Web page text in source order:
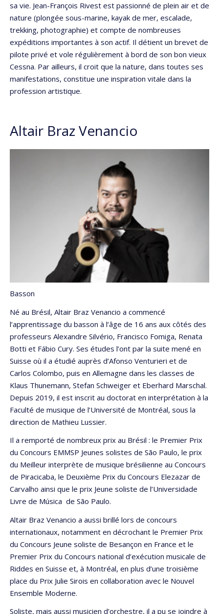
sa vie. Jean-François Rivest est passionné de plein air et de
nature (plongée sous-marine, kayak de mer, escalade,
trekking, photographie) et compte de nombreuses
expéditions importantes à son actif. Il détient un brevet de
pilote privé et vole régulièrement à bord de son bon vieux
Cessna. Par ailleurs, il croit que la nature, dans toutes ses
manifestations, constitue une inspiration vitale dans la
profession artistique.
Altair Braz Venancio
Basson
Né au Brésil, Altair Braz Venancio a commencé
l’apprentissage du basson à l’âge de 16 ans aux côtés des
professeurs Alexandre Silvério, Francisco Fomiga, Renata
Botti et Fábio Cury. Ses études l’ont par la suite mené en
Suisse où il a étudié auprès d’Afonso Venturieri et de
Carlos Colombo, puis en Allemagne dans les classes de
Klaus Thunemann, Stefan Schweiger et Eberhard Marschal.
Depuis 2019, il est inscrit au doctorat en interprétation à la
Faculté de musique de l’Université de Montréal, sous la
direction de Mathieu Lussier.
Il a remporté de nombreux prix au Brésil : le Premier Prix
du Concours EMMSP Jeunes solistes de São Paulo, le prix
du Meilleur interprète de musique brésilienne au Concours
de Piracicaba, le Deuxième Prix du Concours Elezazar de
Carvalho ainsi que le prix Jeune soliste de l’Universidade
Livre de Música de São Paulo.
Altair Braz Venancio a aussi brillé lors de concours
internationaux, notamment en décrochant le Premier Prix
du Concours Jeune soliste de Besançon en France et le
Premier Prix du Concours national d’exécution musicale de
Riddes en Suisse et, à Montréal, en plus d’une troisième
place du Prix Julie Sirois en collaboration avec le Nouvel
Ensemble Moderne.
Soliste, mais aussi musicien d’orchestre, il a pu se joindre à